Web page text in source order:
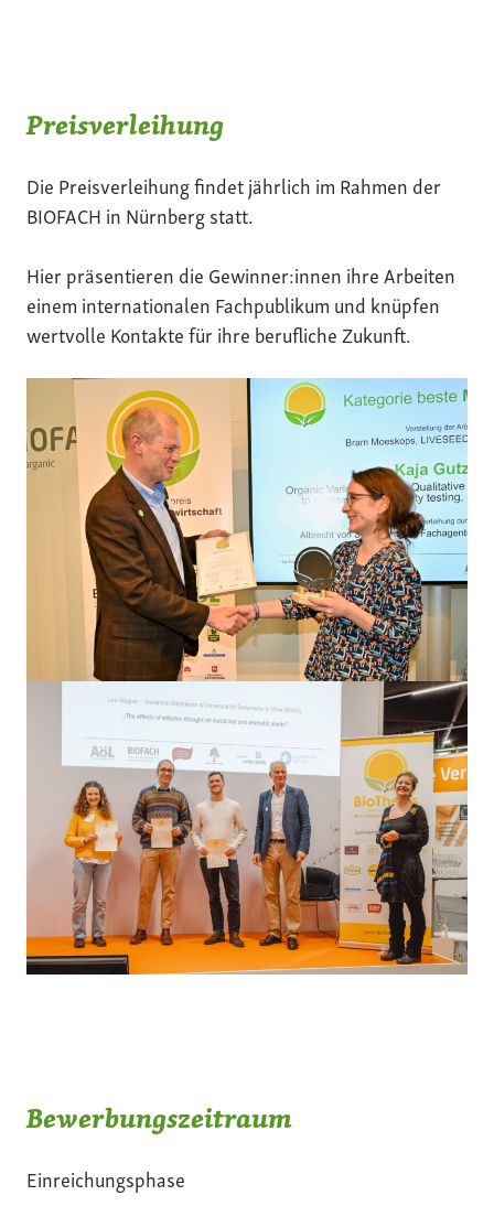
Preisverleihung
Die Preisverleihung findet jährlich im Rahmen der
BIOFACH in Nürnberg statt.
Hier präsentieren die Gewinner:innen ihre Arbeiten
einem internationalen Fachpublikum und knüpfen
wertvolle Kontakte für ihre berufliche Zukunft.
Bewerbungszeitraum
Einreichungsphase